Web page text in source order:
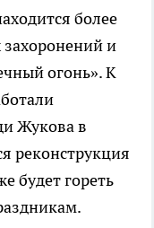
более
захоронений и
огонь». К
Жукова в
реконструкция
будет гореть